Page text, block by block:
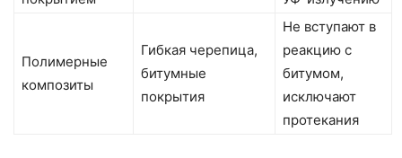
Полимерные
композиты
Гибкая черепица,
битумные
покрытия
Не вступают в
реакцию с
битумом,
исключают
протекания